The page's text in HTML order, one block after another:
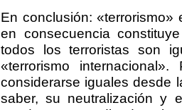
En conclusión:
en consecuencia
todos los terroristas son
«terrorismo
considerarse iguales desde
saber, su neutralización y